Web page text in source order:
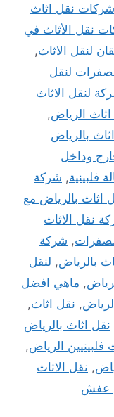
شركات نقل اثاث
نقل الأثاث في
لنقل الاثاث,
لنقل
لنقل الاثاث
الرياض,
بالرياض
وداخل
فلبينية, شركة
اثاث بالرياض مع
نقل الاثاث
, شركة
بالرياض, لنقل
, ماهي افضل
, نقل اثاث,
نقل اثاث بالرياض
فلبينيين الرياض,
, نقل الاثاث
عفش